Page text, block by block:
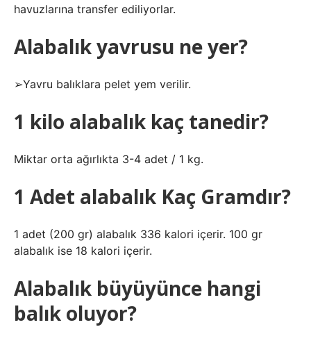
havuzlarına transfer ediliyorlar.
Alabalık yavrusu ne yer?
➢Yavru balıklara pelet yem verilir.
1 kilo alabalık kaç tanedir?
Miktar orta ağırlıkta 3-4 adet / 1 kg.
1 Adet alabalık Kaç Gramdır?
1 adet (200 gr) alabalık 336 kalori içerir. 100 gr
alabalık ise 18 kalori içerir.
Alabalık büyüyünce hangi
balık oluyor?